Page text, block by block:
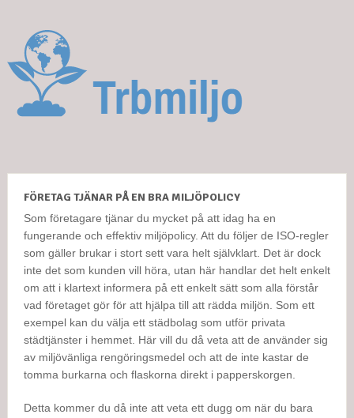
FÖRETAG TJÄNAR PÅ EN BRA MILJÖPOLICY
Som företagare tjänar du mycket på att idag ha en
fungerande och effektiv miljöpolicy. Att du följer de ISO-regler
som gäller brukar i stort sett vara helt självklart. Det är dock
inte det som kunden vill höra, utan här handlar det helt enkelt
om att i klartext informera på ett enkelt sätt som alla förstår
vad företaget gör för att hjälpa till att rädda miljön. Som ett
exempel kan du välja ett städbolag som utför privata
städtjänster i hemmet. Här vill du då veta att de använder sig
av miljövänliga rengöringsmedel och att de inte kastar de
tomma burkarna och flaskorna direkt i papperskorgen.
Detta kommer du då inte att veta ett dugg om när du bara